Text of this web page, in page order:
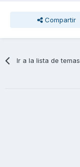
Compartir
Ir a la lista de temas